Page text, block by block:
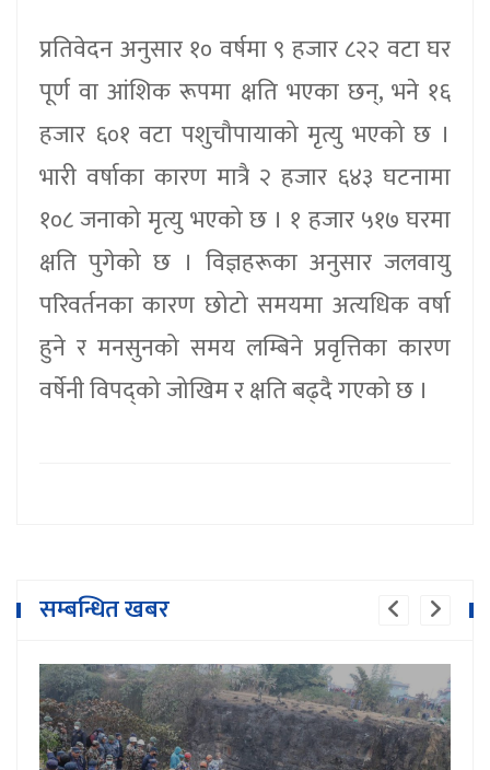
प्रतिवेदन अनुसार १० वर्षमा ९ हजार ८२२ वटा घर
पूर्ण वा आंशिक रूपमा क्षति भएका छन्, भने १६
हजार ६०१ वटा पशुचौपायाको मृत्यु भएको छ ।
भारी वर्षाका कारण मात्रै २ हजार ६४३ घटनामा
१०८ जनाको मृत्यु भएको छ । १ हजार ५१७ घरमा
क्षति पुगेको छ । विज्ञहरूका अनुसार जलवायु
परिवर्तनका कारण छोटो समयमा अत्यधिक वर्षा
हुने र मनसुनको समय लम्बिने प्रवृत्तिका कारण
वर्षेनी विपद्को जोखिम र क्षति बढ्दै गएको छ ।
सम्बन्धित खबर